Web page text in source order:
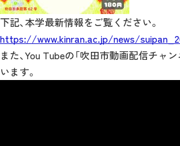
下記、本学最新情報をご覧ください。
https://www.kinran.ac.jp/news/
また、You Tubeの「吹田市動画配信チャ
います。